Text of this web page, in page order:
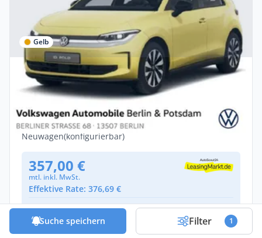
Suche speichern Filter 1
Gelb
Privat & Gewerbe
Volkswagen ID.Polo Style 155 kW (211 PS)
52 kWh 1-Gang-Automatik
Elektro •Automatik •211 PS (155 kW)
Neuwagen(konfigurierbar)
357,00 €
mtl. inkl. MwSt.
Effektive Rate: 376,69 €
10.000km/Jahr• 48Monate(anpassbar)
Lieferzeit: ca. 4 Monate